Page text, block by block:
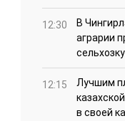
12:30
В
аграрии
12:15
Лучшим
в своей